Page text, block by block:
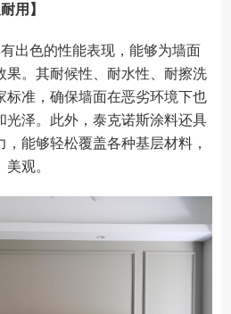
用】
出色的性能表现，能够为墙面
果。其耐候性、耐水性、耐擦洗
标准，确保墙面在恶劣环境下也
光泽。此外，泰克诺斯涂料还具
能够轻松覆盖各种基层材料，
观。